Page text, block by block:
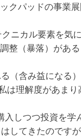
パッドの事業
ニカル要素を
整（暴落）があ
含み益になる
理解度があま
しつつ投資を学
してきたので